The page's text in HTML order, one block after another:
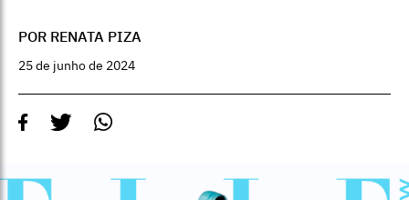
POR RENATA PIZA
25 de junho de 2024